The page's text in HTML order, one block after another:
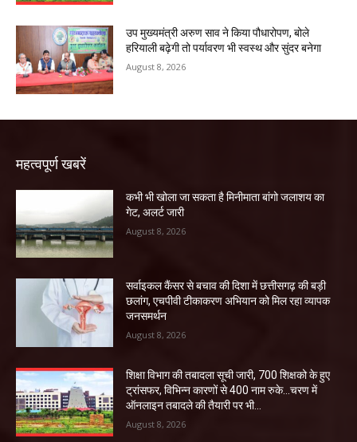
उप मुख्यमंत्री अरुण साव ने किया पौधारोपण, बोले
हरियाली बढ़ेगी तो पर्यावरण भी स्वस्थ और सुंदर बनेगा
August 8, 2026
महत्वपूर्ण खबरें
कभी भी खोला जा सकता है मिनीमाता बांगो जलाशय का
गेट, अलर्ट जारी
August 8, 2026
सर्वाइकल कैंसर से बचाव की दिशा में छत्तीसगढ़ की बड़ी
छलांग, एचपीवी टीकाकरण अभियान को मिल रहा व्यापक
जनसमर्थन
August 8, 2026
शिक्षा विभाग की तबादला सूची जारी, 700 शिक्षको के हुए
ट्रांसफर, विभिन्न कारणों से 400 नाम रुके…चरण में
ऑनलाइन तबादले की तैयारी पर भी...
August 8, 2026